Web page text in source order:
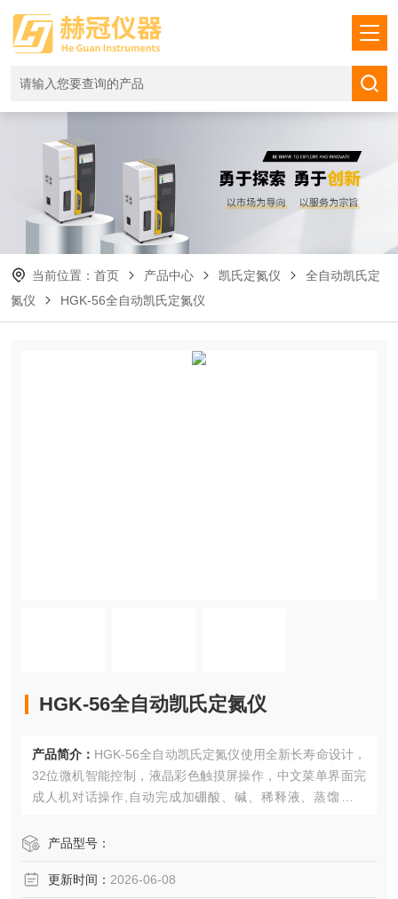
当前位置： 首页 产品中心 凯氏定氮仪
全自动凯氏定
氮仪
HGK-56全自动凯氏定氮仪
HGK-56全自动凯氏定氮仪
产品简介： HGK-56全自动凯氏定氮仪使用全新长寿命设计，
32位微机智能控制，液晶彩色触摸屏操作，中文菜单界面完
成人机对话操作,自动完成加硼酸、碱、稀释液、蒸馏、滴
进行技术，终点判断采用国际标准颜色法判断，该仪器有滴
产品型号：
更新时间： 2026-06-08